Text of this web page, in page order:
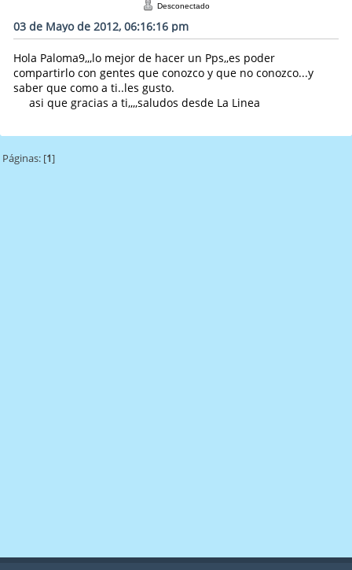
Desconectado
03 de Mayo de 2012, 06:16:16 pm
Hola Paloma9,,,lo mejor de hacer un Pps,,es poder
compartirlo con gentes que conozco y que no conozco...y
saber que como a ti..les gusto.
asi que gracias a ti,,,,saludos desde La Linea
Páginas: [1]